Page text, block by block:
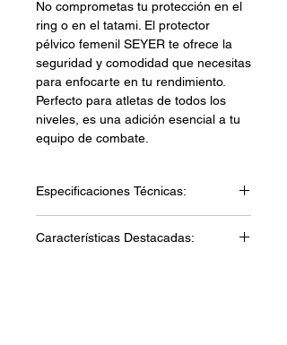
No comprometas tu protección en el
ring o en el tatami. El protector
pélvico femenil SEYER te ofrece la
seguridad y comodidad que necesitas
para enfocarte en tu rendimiento.
Perfecto para atletas de todos los
niveles, es una adición esencial a tu
equipo de combate.
Especificaciones Técnicas:
Relleno: espuma
Características Destacadas: